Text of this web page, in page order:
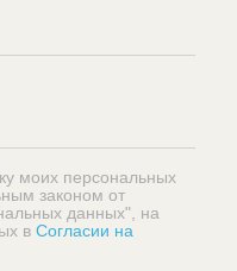
моих персональных
законом от
данных", на
в Согласии на